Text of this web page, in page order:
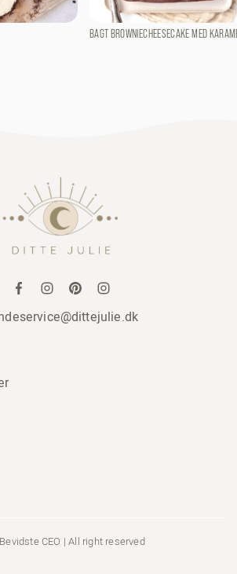
BAGT BROWNIECHEESECAKE MED
CEO | All right reserved